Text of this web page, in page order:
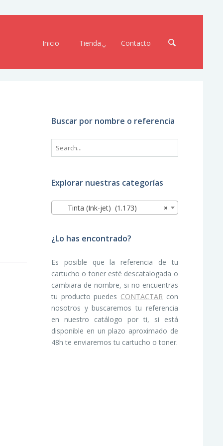
Inicio Tienda Contacto
Buscar por nombre o referencia
Explorar nuestras categorías
×
Tinta (Ink-jet) (1.173)
¿Lo has encontrado?
Es posible que la referencia de tu
cartucho o toner esté descatalogada o
cambiara de nombre, si no encuentras
tu producto puedes CONTACTAR con
nosotros y buscaremos tu referencia
en nuestro catálogo por ti, si está
disponible en un plazo aproximado de
48h te enviaremos tu cartucho o toner.